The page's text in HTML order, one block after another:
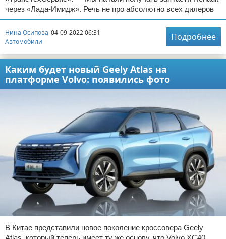
через «Лада-Имидж». Речь не про абсолютно всех дилеров
Нина Осипова 04-09-2022 06:31
Автомобили
Подробнее
Каким будет новый Geely Atlas на
платформе Volvo: появились фото
В Китае представили новое поколение кроссовера Geely